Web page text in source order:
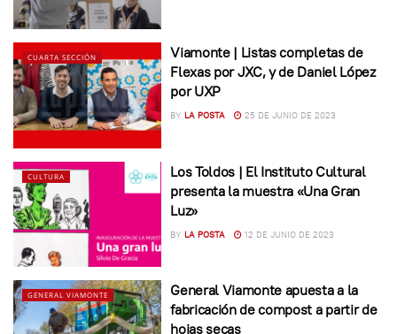
CUARTA SECCIÓN
Viamonte | Listas completas de
Flexas por JXC, y de Daniel López
por UXP
BY LA POSTA 25 DE JUNIO DE 2023
CULTURA
Los Toldos | El Instituto Cultural
presenta la muestra «Una Gran
Luz»
BY LA POSTA 12 DE JUNIO DE 2023
GENERAL VIAMONTE
General Viamonte apuesta a la
fabricación de compost a partir de
hojas secas